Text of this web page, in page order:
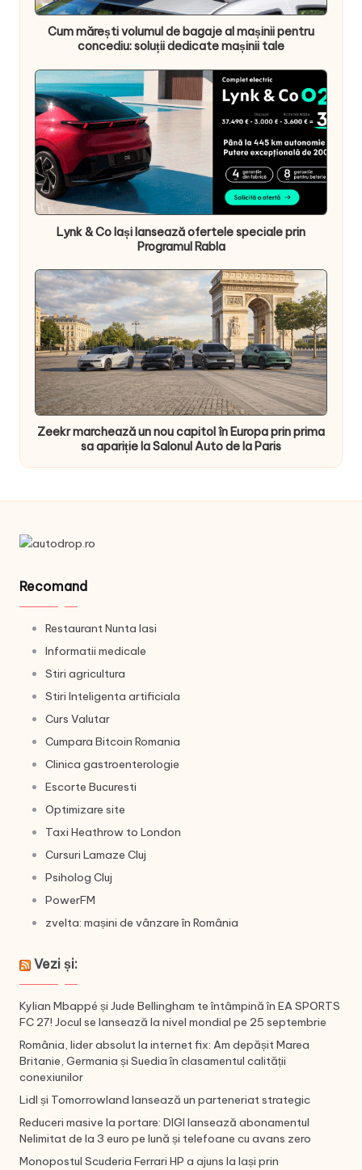
Cum mărești volumul de bagaje al mașinii pentru
concediu: soluții dedicate mașinii tale
Lynk & Co Iași lansează ofertele speciale prin
Programul Rabla
Zeekr marchează un nou capitol în Europa prin prima
sa apariție la Salonul Auto de la Paris
Recomand
Restaurant Nunta Iasi
Informatii medicale
Stiri agricultura
Stiri Inteligenta artificiala
Curs Valutar
Cumpara Bitcoin Romania
Clinica gastroenterologie
Escorte Bucuresti
Optimizare site
Taxi Heathrow to London
Cursuri Lamaze Cluj
Psiholog Cluj
PowerFM
zvelta: mașini de vânzare în România
Vezi și:
Kylian Mbappé și Jude Bellingham te întâmpină în EA SPORTS
FC 27! Jocul se lansează la nivel mondial pe 25 septembrie
România, lider absolut la internet fix: Am depășit Marea
Britanie, Germania și Suedia în clasamentul calității
conexiunilor
Lidl și Tomorrowland lansează un parteneriat strategic
Reduceri masive la portare: DIGI lansează abonamentul
Nelimitat de la 3 euro pe lună și telefoane cu avans zero
Monopostul Scuderia Ferrari HP a ajuns la Iași prin